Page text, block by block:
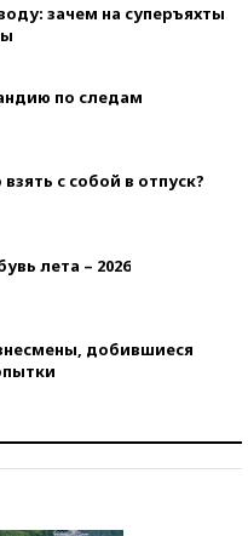
зачем на суперъяхты
по следам
с собой в отпуск?
лета – 2026
добившиеся